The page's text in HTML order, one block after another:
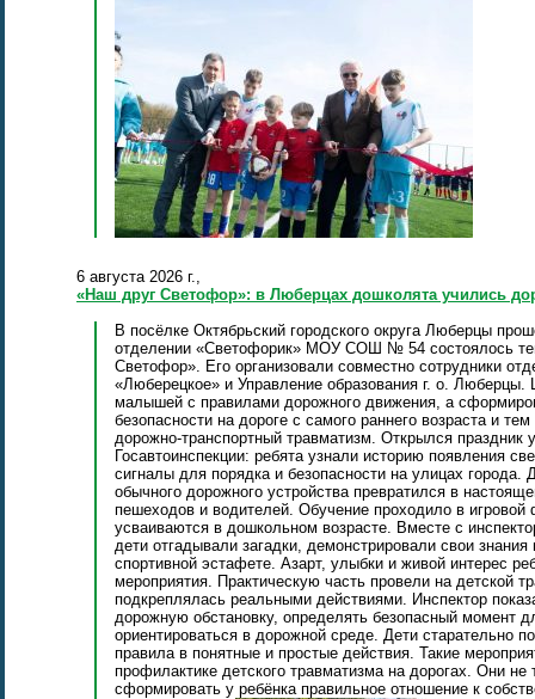
6 августа 2026 г.,
«Наш друг Светофор»: в Люберцах дошколята учились
В посёлке Октябрьский городского округа Люберцы
отделении «Светофорик» МОУ СОШ № 54 состоялось
Светофор». Его организовали совместно сотрудники
«Люберецкое» и Управление образования г. о.
малышей с правилами дорожного движения, а
безопасности на дороге с самого раннего возраста и
дорожно‑транспортный травматизм. Открылся праздник
Госавтоинспекции: ребята узнали историю появления
сигналы для порядка и безопасности на улицах
обычного дорожного устройства превратился в
пешеходов и водителей. Обучение проходило в
усваиваются в дошкольном возрасте. Вместе с
дети отгадывали загадки, демонстрировали свои
спортивной эстафете. Азарт, улыбки и живой интерес
мероприятия. Практическую часть провели на детской
подкреплялась реальными действиями. Инспектор
дорожную обстановку, определять безопасный момент
ориентироваться в дорожной среде. Дети старательно
правила в понятные и простые действия. Такие
профилактике детского травматизма на дорогах. Они
сформировать у ребёнка правильное отношение к